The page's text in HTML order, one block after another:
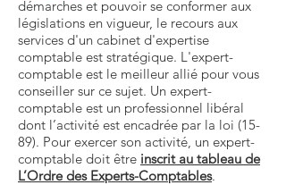
démarches et pouvoir se conformer aux
législations en vigueur, le recours aux
services d'un cabinet d'expertise
comptable est stratégique. L'expert-
comptable est le meilleur allié pour vous
conseiller sur ce sujet. Un expert-
comptable est un professionnel libéral
dont l’activité est encadrée par la loi (15-
89). Pour exercer son activité, un expert-
comptable doit être inscrit au tableau de
L’Ordre des Experts-Comptables.